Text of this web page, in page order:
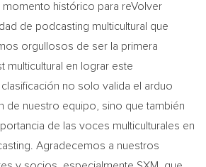
momento histórico para reVolver
de podcasting multicultural que
orgullosos de ser la primera
multicultural en lograr este
no solo valida el arduo
de nuestro equipo, sino que también
de las voces multiculturales en
Agradecemos a nuestros